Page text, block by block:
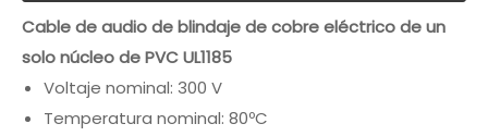
Cable de audio de blindaje de cobre eléctrico de un
solo núcleo de PVC UL1185
Voltaje nominal: 300 V
Temperatura nominal: 80ºC